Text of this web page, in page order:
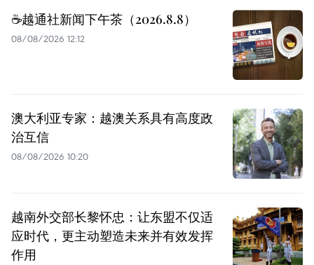
☕️越通社新闻下午茶（2026.8.8）
08/08/2026 12:12
澳大利亚专家：越澳关系具有高度政
治互信
08/08/2026 10:20
越南外交部长黎怀忠：让东盟不仅适
应时代，更主动塑造未来并有效发挥
作用